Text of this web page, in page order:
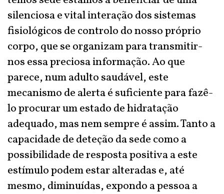
silenciosa e vital interação dos sistemas
fisiológicos de controlo do nosso próprio
corpo, que se organizam para transmitir-
nos essa preciosa informação. Ao que
parece, num adulto saudável, este
mecanismo de alerta é suficiente para fazê-
lo procurar um estado de hidratação
adequado, mas nem sempre é assim. Tanto a
capacidade de deteção da sede como a
possibilidade de resposta positiva a este
estímulo podem estar alteradas e, até
mesmo, diminuídas, expondo a pessoa a